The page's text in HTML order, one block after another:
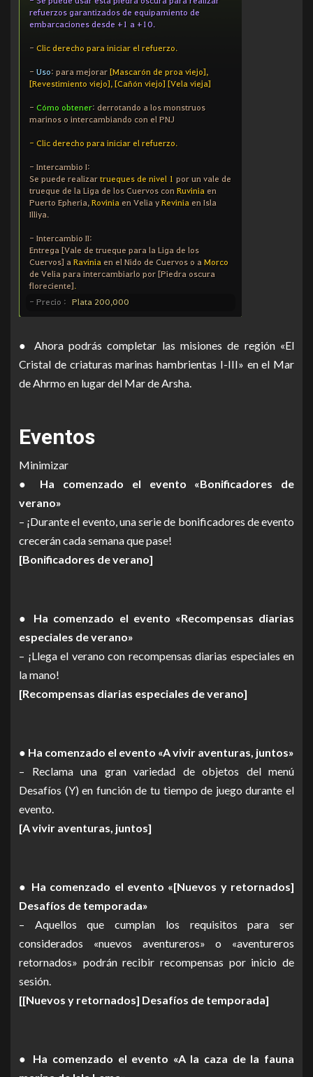
● Ahora podrás completar las misiones de región «El
Cristal de criaturas marinas hambrientas I-III» en el Mar
de Ahrmo en lugar del Mar de Arsha.
Eventos
Minimizar
● Ha comenzado el evento «Bonificadores de
verano»
– ¡Durante el evento, una serie de bonificadores de evento
crecerán cada semana que pase!
[Bonificadores de verano]
● Ha comenzado el evento «Recompensas diarias
especiales de verano»
– ¡Llega el verano con recompensas diarias especiales en
la mano!
[Recompensas diarias especiales de verano]
● Ha comenzado el evento «A vivir aventuras, juntos»
– Reclama una gran variedad de objetos del menú
Desafíos (Y) en función de tu tiempo de juego durante el
evento.
[A vivir aventuras, juntos]
● Ha comenzado el evento «[Nuevos y retornados]
Desafíos de temporada»
– Aquellos que cumplan los requisitos para ser
considerados «nuevos aventureros» o «aventureros
retornados» podrán recibir recompensas por inicio de
sesión.
[[Nuevos y retornados] Desafíos de temporada]
● Ha comenzado el evento «A la caza de la fauna